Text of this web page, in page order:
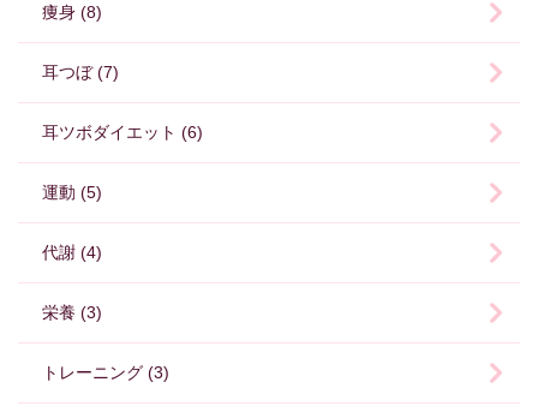
痩身 (8)
耳つぼ (7)
耳ツボダイエット (6)
運動 (5)
代謝 (4)
栄養 (3)
トレーニング (3)